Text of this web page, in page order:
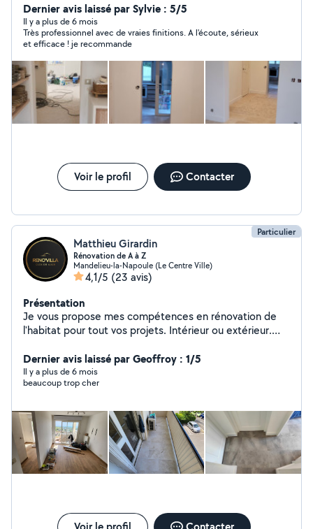
professionnelle. Je ne suis pas un bricoleur du dimanche
merci cordialement. Types de services dans l'entreprise
=> Création de pièces cloisonnées et isolation :
(comble,salle de bain,pièces à vivre ou garage
aménageable). Rénovation intérieure : (Pose de
placo,isolations,enduits,peinture, pose de
carrelage,pose de cuisine,pose de parquets (tous types
de parquets),création de meubles tv(placo),rangement
intérieure de placard sur mesure.ect... tous types de
travertains),coulage de dalle béton,Construction de
murs de séparation de maison ou de terrain,pose de
gouttières et descente de gouttières,enduits façade,
travaux sur mesures. Entretien villa,maison,appartement
Dernier avis laissé par Sylvie : 5/5
Il y a plus de 6 mois
Très professionnel avec de vraies finitions. A l'écoute, sérieux
et efficace ! je recommande
Voir le profil Contacter
Particulier
Matthieu Girardin
Rénovation de A à Z
Mandelieu-la-Napoule (Le Centre Ville)
4,1/5 (23 avis)
Présentation
Je vous propose mes compétences en rénovation de
l'habitat pour tout vos projets. Intérieur ou extérieur.
Dernier avis laissé par Geoffroy : 1/5
Il y a plus de 6 mois
beaucoup trop cher